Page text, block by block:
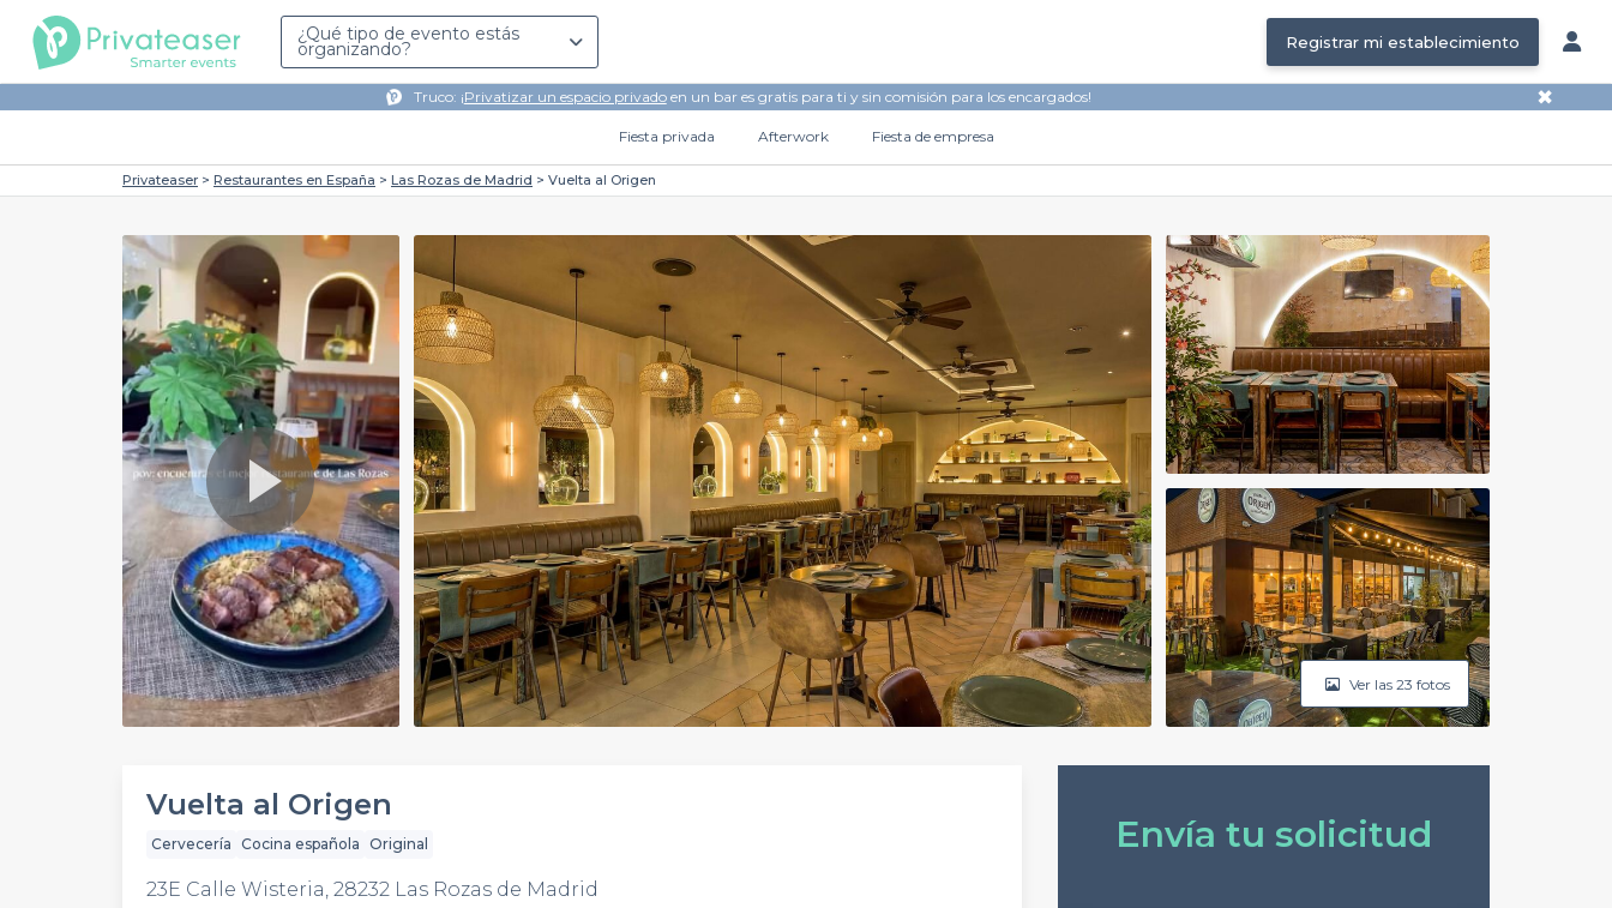
¿Qué tipo de evento estás
organizando? Registrar mi establecimiento
Truco: ¡Privatizar un espacio privadoen un bar es gratis para ti y sin comisión para los encargados! ✖
Fiesta privada Afterwork Fiesta de empresa
Privateaser Restaurantes en España Las Rozas de Madrid Vuelta al Origen
Play
Video
Ver las 23 fotos
Vuelta al Origen
Cervecería Cocina española Original
23E Calle Wisteria, 28232 Las Rozas de Madrid
Envía tu solicitud